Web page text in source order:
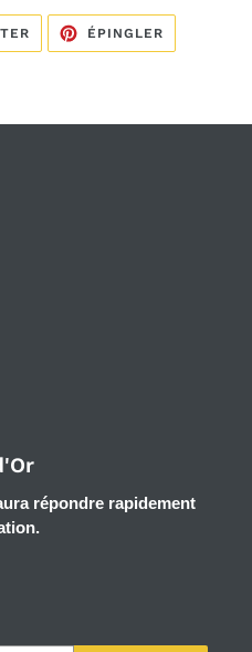
TWEETER
TWITTER
ÉPINGLER
PINTEREST
répondre rapidement